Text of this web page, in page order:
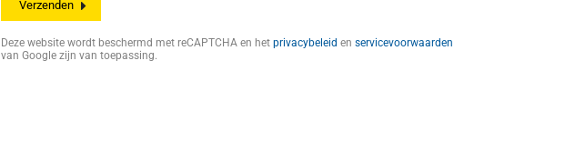
Deze website wordt beschermd met reCAPTCHA en het privacybeleid en servicevoorwaarden
van Google zijn van toepassing.